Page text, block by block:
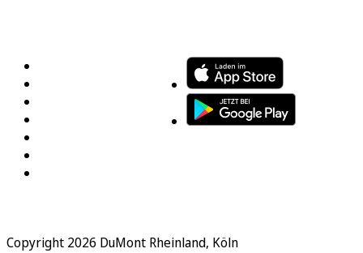
Copyright 2026 DuMont Rheinland, Köln